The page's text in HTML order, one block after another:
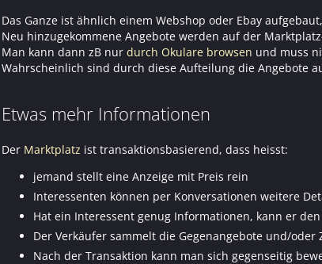
Das Ganze ist ähnlich einem Webshop oder Ebay
Neu hinzugekommene Angebote werden auf der
Man kann dann zB nur durch Okulare browsen und muss
Wahrscheinlich sind durch diese Aufteilung die Angebote
Etwas mehr Informationen
Der Marktplatz ist transaktionsbasierend, dass heisst:
jemand stellt eine Anzeige mit Preis rein
Interessenten können per Konversationen weitere
Hat ein Interessent genug Informationen, kann er
Der Verkäufer sammelt die Gegenangebote und/
Nach der Transaktion kann man sich gegenseitig